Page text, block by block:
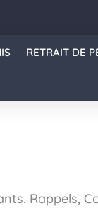
RETRAIT DE
Rappels,